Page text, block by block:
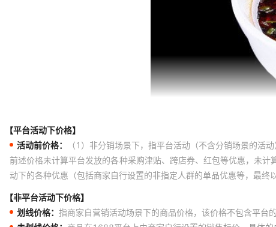
【平台活动下价格】
活动前价格：
（1）非分销场景下，指平台活动（不含分销场景的活
前述价格未计算平台发放的各种采购津贴、跨店券、红包等优惠，未
动下的各种优惠（包括商家自行设置的非指定人群的单品优惠等，最
【非平台活动下价格】
划线价格： 指商家自营销活动场景下的商品价格，该价格不包含平台